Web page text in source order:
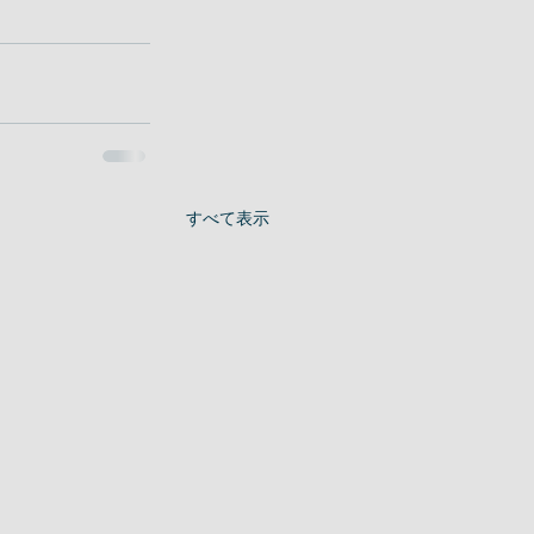
すべて表示